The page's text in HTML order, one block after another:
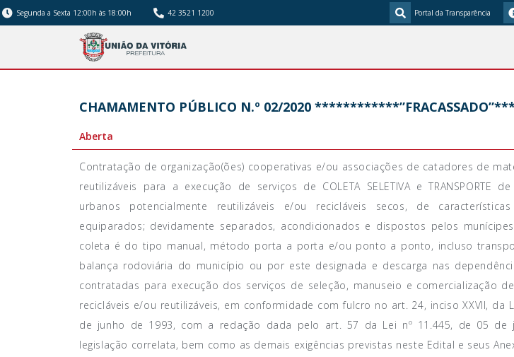
Segunda a Sexta 12:00h às 18:00h 42 3521 1200 Portal da Transparência
CHAMAMENTO PÚBLICO N.º 02/2020
Aberta
Contratação de organização(ões) cooperativas e/ou associações de catadores de
reutilizáveis para a execução de serviços de COLETA SELETIVA e TRANSPORTE
urbanos potencialmente reutilizáveis e/ou recicláveis secos, de
equiparados; devidamente separados, acondicionados e dispostos pelos
coleta é do tipo manual, método porta a porta e/ou ponto a ponto, incluso
balança rodoviária do município ou por este designada e descarga nas
contratadas para execução dos serviços de seleção, manuseio e comercialização
recicláveis e/ou reutilizáveis, em conformidade com fulcro no art. 24, inciso XXVII, da
de junho de 1993, com a redação dada pelo art. 57 da Lei nº 11.445, de 05 de
legislação correlata, bem como as demais exigências previstas neste Edital e seus